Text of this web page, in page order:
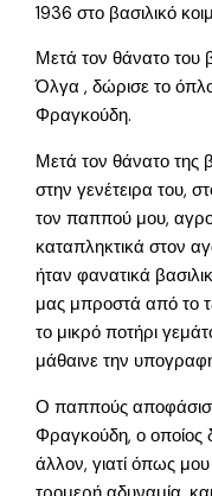
1936 στο βασιλικό
Μετά τον θάνατο του
Όλγα , δώρισε το
Φραγκούδη.
Μετά τον θάνατο της
στην γενέτειρα του,
τον παππού μου,
καταπληκτικά στον
ήταν φανατικά
μας μπροστά από το
το μικρό ποτήρι
μάθαινε την
Ο παππούς
Φραγκούδη, ο οποίος
άλλον, γιατί όπως